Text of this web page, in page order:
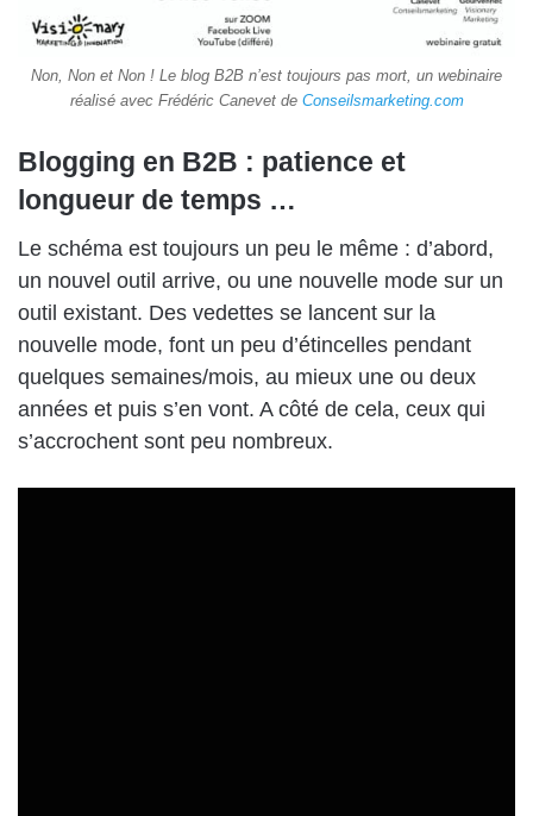
Non, Non et Non ! Le blog B2B n’est toujours pas mort, un webinaire
réalisé avec Frédéric Canevet de Conseilsmarketing.com
Blogging en B2B : patience et
longueur de temps …
Le schéma est toujours un peu le même : d’abord,
un nouvel outil arrive, ou une nouvelle mode sur un
outil existant. Des vedettes se lancent sur la
nouvelle mode, font un peu d’étincelles pendant
quelques semaines/mois, au mieux une ou deux
années et puis s’en vont. A côté de cela, ceux qui
s’accrochent sont peu nombreux.